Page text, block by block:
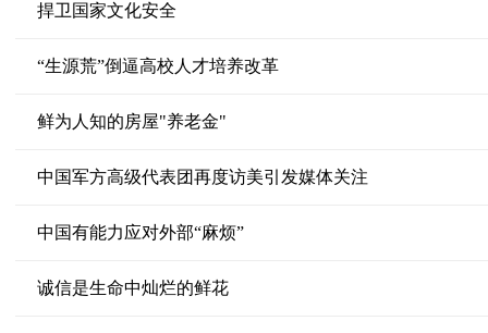
捍卫国家文化安全
“生源荒”倒逼高校人才培养改革
鲜为人知的房屋"养老金"
中国军方高级代表团再度访美引发媒体关注
中国有能力应对外部“麻烦”
诚信是生命中灿烂的鲜花